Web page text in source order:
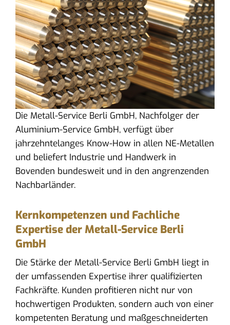
Die Metall-Service Berli GmbH, Nachfolger der
Aluminium-Service GmbH, verfügt über
jahrzehntelanges Know-How in allen NE-Metallen
und beliefert Industrie und Handwerk in
Bovenden bundesweit und in den angrenzenden
Nachbarländer.
Kernkompetenzen und Fachliche
Expertise der Metall-Service Berli
GmbH
Die Stärke der Metall-Service Berli GmbH liegt in
der umfassenden Expertise ihrer qualifizierten
Fachkräfte. Kunden profitieren nicht nur von
hochwertigen Produkten, sondern auch von einer
kompetenten Beratung und maßgeschneiderten